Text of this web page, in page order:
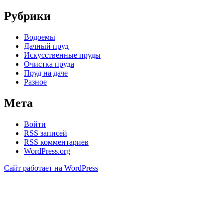
Рубрики
Водоемы
Дачный пруд
Искусственные пруды
Очистка пруда
Пруд на даче
Разное
Мета
Войти
RSS записей
RSS комментариев
WordPress.org
Сайт работает на WordPress